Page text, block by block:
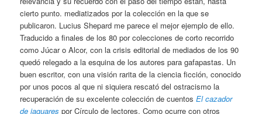
cierto punto. mediatizados por la colección en la que se
publicaron. Lucius Shepard me parece el mejor ejemplo de ello.
Traducido a finales de los 80 por colecciones de corto recorrido
como Júcar o Alcor, con la crisis editorial de mediados de los 90
quedó relegado a la esquina de los autores para gafapastas. Un
buen escritor, con una visión rarita de la ciencia ficción, conocido
por unos pocos al que ni siquiera rescató del ostracismo la
recuperación de su excelente colección de cuentosEl cazador
de jaguares por Círculo de lectores. Como ocurre con otros